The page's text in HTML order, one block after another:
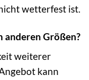
wetterfest ist.
anderen Größen?
weiterer
kann